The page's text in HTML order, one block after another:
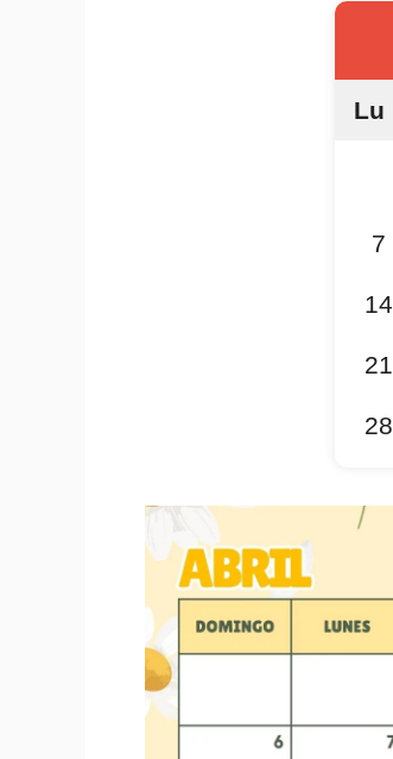
Lu
7
14
21
28